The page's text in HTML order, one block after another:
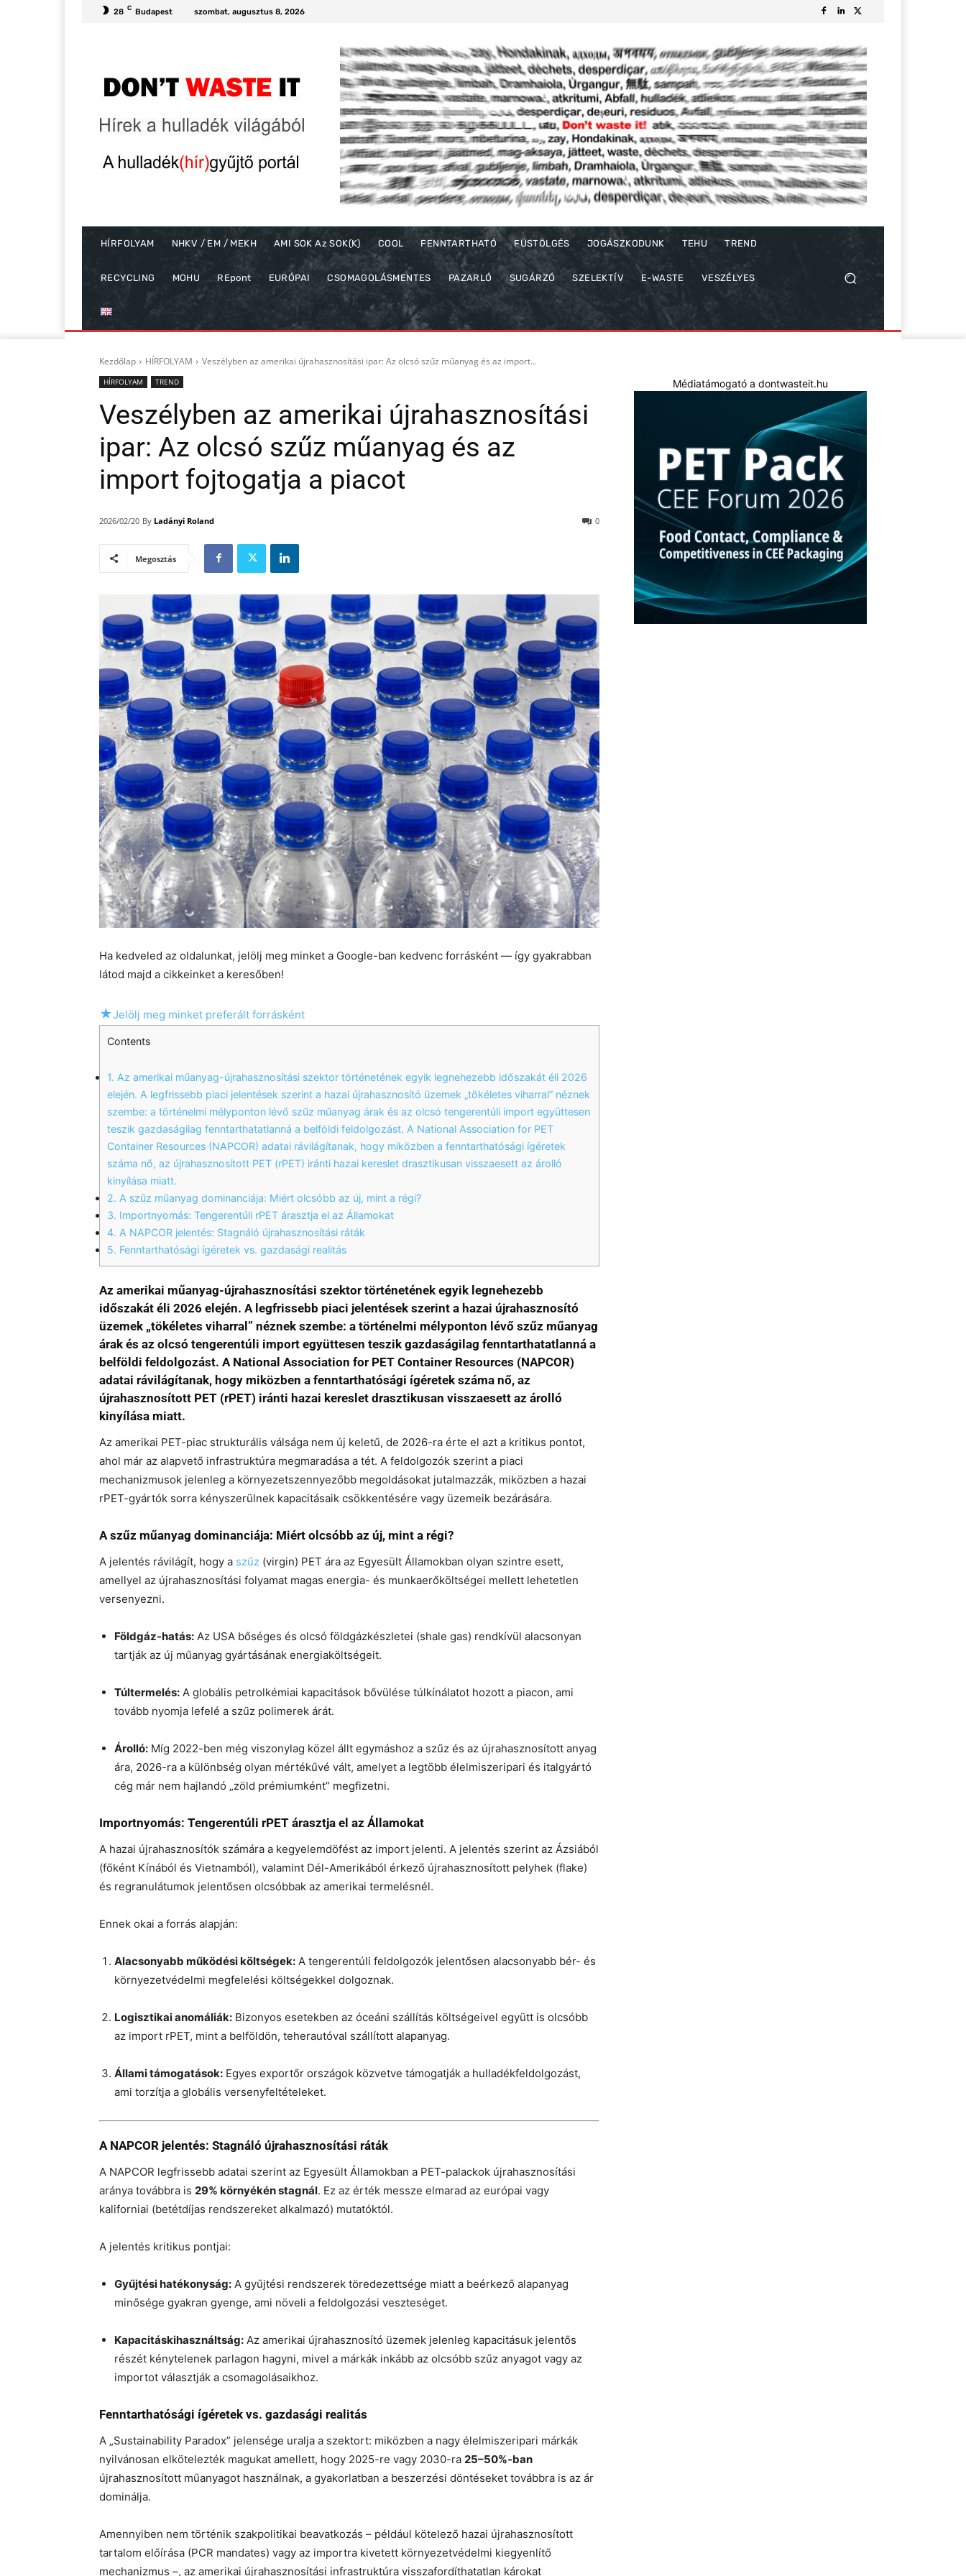
28 C Budapest szombat, augusztus 8, 2026
HÍRFOLYAM NHKV / EM / MEKH AMI SOK Az SOK(K) COOL FENNTARTHATÓ FÜSTÖLGÉS JOGÁSZKODUNK TEHU TREND
RECYCLING MOHU REpont EURÓPAI CSOMAGOLÁSMENTES PAZARLÓ SUGÁRZÓ SZELEKTÍV E-WASTE VESZÉLYES
Kezdőlap HÍRFOLYAM Veszélyben az amerikai újrahasznosítási ipar: Az olcsó szűz műanyag és az import...
HÍRFOLYAM TREND
Veszélyben az amerikai újrahasznosítási
ipar: Az olcsó szűz műanyag és az
import fojtogatja a piacot
2026/02/20 By Ladányi Roland 0
Megosztás
Ha kedveled az oldalunkat, jelölj meg minket a Google-ban kedvenc forrásként — így gyakrabban
látod majd a cikkeinket a keresőben!
★Jelölj meg minket preferált forrásként
Contents
1. Az amerikai műanyag-újrahasznosítási szektor történetének egyik legnehezebb időszakát éli 2026
elején. A legfrissebb piaci jelentések szerint a hazai újrahasznosító üzemek „tökéletes viharral” néznek
szembe: a történelmi mélyponton lévő szűz műanyag árak és az olcsó tengerentúli import együttesen
teszik gazdaságilag fenntarthatatlanná a belföldi feldolgozást. A National Association for PET
Container Resources (NAPCOR) adatai rávilágítanak, hogy miközben a fenntarthatósági ígéretek
száma nő, az újrahasznosított PET (rPET) iránti hazai kereslet drasztikusan visszaesett az árolló
kinyílása miatt.
2. A szűz műanyag dominanciája: Miért olcsóbb az új, mint a régi?
3. Importnyomás: Tengerentúli rPET árasztja el az Államokat
4. A NAPCOR jelentés: Stagnáló újrahasznosítási ráták
5. Fenntarthatósági ígéretek vs. gazdasági realitás
Az amerikai műanyag-újrahasznosítási szektor történetének egyik legnehezebb
időszakát éli 2026 elején. A legfrissebb piaci jelentések szerint a hazai újrahasznosító
üzemek „tökéletes viharral” néznek szembe: a történelmi mélyponton lévő szűz műanyag
árak és az olcsó tengerentúli import együttesen teszik gazdaságilag fenntarthatatlanná a
belföldi feldolgozást. A National Association for PET Container Resources (NAPCOR)
adatai rávilágítanak, hogy miközben a fenntarthatósági ígéretek száma nő, az
újrahasznosított PET (rPET) iránti hazai kereslet drasztikusan visszaesett az árolló
kinyílása miatt.
Az amerikai PET-piac strukturális válsága nem új keletű, de 2026-ra érte el azt a kritikus pontot,
ahol már az alapvető infrastruktúra megmaradása a tét. A feldolgozók szerint a piaci
mechanizmusok jelenleg a környezetszennyezőbb megoldásokat jutalmazzák, miközben a hazai
rPET-gyártók sorra kényszerülnek kapacitásaik csökkentésére vagy üzemeik bezárására.
A szűz műanyag dominanciája: Miért olcsóbb az új, mint a régi?
A jelentés rávilágít, hogy a szűz (virgin) PET ára az Egyesült Államokban olyan szintre esett,
amellyel az újrahasznosítási folyamat magas energia- és munkaerőköltségei mellett lehetetlen
versenyezni.
Földgáz-hatás: Az USA bőséges és olcsó földgázkészletei (shale gas) rendkívül alacsonyan
tartják az új műanyag gyártásának energiaköltségeit.
Túltermelés: A globális petrolkémiai kapacitások bővülése túlkínálatot hozott a piacon, ami
tovább nyomja lefelé a szűz polimerek árát.
Árolló: Míg 2022-ben még viszonylag közel állt egymáshoz a szűz és az újrahasznosított anyag
ára, 2026-ra a különbség olyan mértékűvé vált, amelyet a legtöbb élelmiszeripari és italgyártó
cég már nem hajlandó „zöld prémiumként” megfizetni.
Importnyomás: Tengerentúli rPET árasztja el az Államokat
A hazai újrahasznosítók számára a kegyelemdöfést az import jelenti. A jelentés szerint az Ázsiából
(főként Kínából és Vietnamból), valamint Dél-Amerikából érkező újrahasznosított pelyhek (flake)
és regranulátumok jelentősen olcsóbbak az amerikai termelésnél.
Ennek okai a forrás alapján:
Alacsonyabb működési költségek: A tengerentúli feldolgozók jelentősen alacsonyabb bér- és
környezetvédelmi megfelelési költségekkel dolgoznak.
Logisztikai anomáliák: Bizonyos esetekben az óceáni szállítás költségeivel együtt is olcsóbb
az import rPET, mint a belföldön, teherautóval szállított alapanyag.
Állami támogatások: Egyes exportőr országok közvetve támogatják a hulladékfeldolgozást,
ami torzítja a globális versenyfeltételeket.
A NAPCOR jelentés: Stagnáló újrahasznosítási ráták
A NAPCOR legfrissebb adatai szerint az Egyesült Államokban a PET-palackok újrahasznosítási
aránya továbbra is 29% környékén stagnál. Ez az érték messze elmarad az európai vagy
kaliforniai (betétdíjas rendszereket alkalmazó) mutatóktól.
A jelentés kritikus pontjai:
Gyűjtési hatékonyság: A gyűjtési rendszerek töredezettsége miatt a beérkező alapanyag
minősége gyakran gyenge, ami növeli a feldolgozási veszteséget.
Kapacitáskihasználtság: Az amerikai újrahasznosító üzemek jelenleg kapacitásuk jelentős
részét kénytelenek parlagon hagyni, mivel a márkák inkább az olcsóbb szűz anyagot vagy az
importot választják a csomagolásaikhoz.
Fenntarthatósági ígéretek vs. gazdasági realitás
A „Sustainability Paradox” jelensége uralja a szektort: miközben a nagy élelmiszeripari márkák
nyilvánosan elkötelezték magukat amellett, hogy 2025-re vagy 2030-ra 25–50%-ban
újrahasznosított műanyagot használnak, a gyakorlatban a beszerzési döntéseket továbbra is az ár
dominálja.
Amennyiben nem történik szakpolitikai beavatkozás – például kötelező hazai újrahasznosított
tartalom előírása (PCR mandates) vagy az importra kivetett környezetvédelmi kiegyenlítő
mechanizmus –, az amerikai újrahasznosítási infrastruktúra visszafordíthatatlan károkat
Médiatámogató a dontwasteit.hu